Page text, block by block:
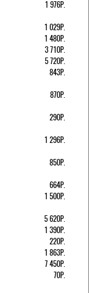
1 976Р.
1 029Р.
1 480Р.
3 710Р.
5 720Р.
843Р.
870Р.
290Р.
1 296Р.
850Р.
664Р.
1 500Р.
5 620Р.
1 390Р.
220Р.
1 863Р.
7 450Р.
70Р.